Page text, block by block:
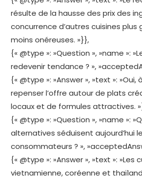
résulte de la hausse des prix des
concurrence d’autres cuisines plus
moins onéreuses. »}},
{« @type »: »Question », »name »:
redevenir tendance ? »,
{« @type »: »Answer », »text »:
repenser l’offre autour de plats
locaux et de formules attractives.
{« @type »: »Question », »name »:
alternatives séduisent aujourd’hui
consommateurs ? »,
{« @type »: »Answer », »text »: »Les
vietnamienne, coréenne et